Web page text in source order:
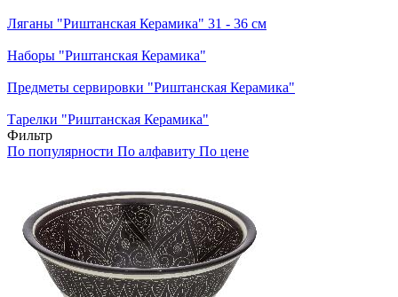
Ляганы "Риштанская Керамика" 31 - 36 см
Наборы "Риштанская Керамика"
Предметы сервировки "Риштанская Керамика"
Тарелки "Риштанская Керамика"
Фильтр
По популярности По алфавиту По цене